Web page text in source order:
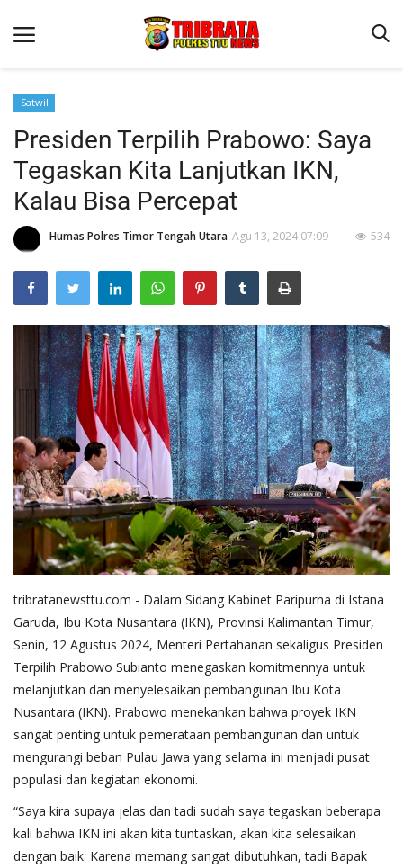
Beranda
Terms & Conditions
Reskrim
Binkam
Lantas
OPINI
Satwil
Presiden Terpilih Prabowo: Saya
Tegaskan Kita Lanjutkan IKN,
Kalau Bisa Percepat
Humas Polres Timor Tengah Utara Agu 13, 2024 07:09 534
tribratanewsttu.com - Dalam Sidang Kabinet Paripurna di Istana
Garuda, Ibu Kota Nusantara (IKN), Provinsi Kalimantan Timur,
Senin, 12 Agustus 2024, Menteri Pertahanan sekaligus Presiden
Terpilih Prabowo Subianto menegaskan komitmennya untuk
melanjutkan dan menyelesaikan pembangunan Ibu Kota
Nusantara (IKN). Prabowo menekankan bahwa proyek IKN
sangat penting untuk pemerataan pembangunan dan untuk
mengurangi beban Pulau Jawa yang selama ini menjadi pusat
populasi dan kegiatan ekonomi.
“Saya kira supaya jelas dan tadi sudah saya tegaskan beberapa
kali bahwa IKN ini akan kita tuntaskan, akan kita selesaikan
dengan baik. Karena memang sangat dibutuhkan, tadi Bapak